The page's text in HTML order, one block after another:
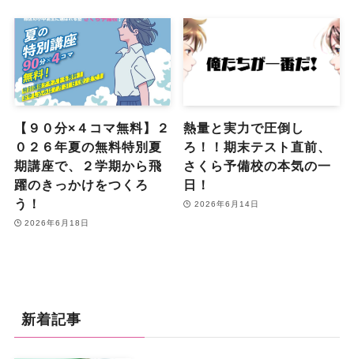
【９０分×４コマ無料】２
０２６年夏の無料特別夏
期講座で、２学期から飛
躍のきっかけをつくろ
う！
2026年6月18日
熱量と実力で圧倒し
ろ！！期末テスト直前、
さくら予備校の本気の一
日！
2026年6月14日
新着記事